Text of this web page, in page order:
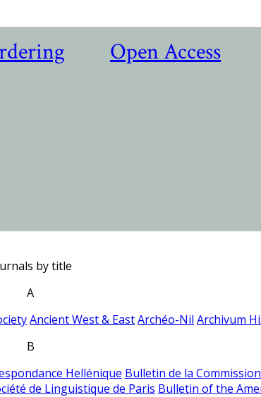
Open Access
by title
A
Ancient West & EastArchéo-Nil Archivum
B
Hellénique Bulletin de la
de Linguistique de Paris Bulletin of the